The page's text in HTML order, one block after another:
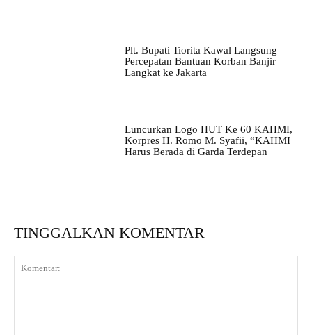
Plt. Bupati Tiorita Kawal Langsung
Percepatan Bantuan Korban Banjir
Langkat ke Jakarta
Luncurkan Logo HUT Ke 60 KAHMI,
Korpres H. Romo M. Syafii, “KAHMI
Harus Berada di Garda Terdepan
TINGGALKAN KOMENTAR